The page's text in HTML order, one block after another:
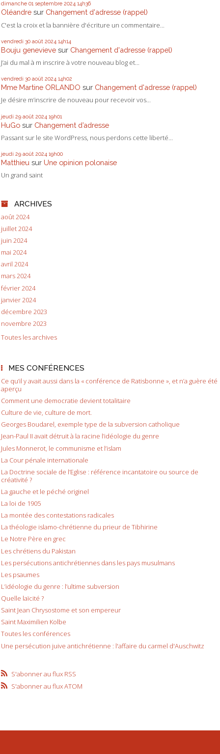
dimanche 01 septembre 2024 14h36
Oléandre sur Changement d'adresse (rappel)
C'est la croix et la bannière d'écriture un commentaire...
vendredi 30 août 2024 14h14
Bouju genevieve sur Changement d'adresse (rappel)
J’ai du mal à m inscrire à votre nouveau blog et...
vendredi 30 août 2024 14h02
Mme Martine ORLANDO sur Changement d'adresse (rappel)
Je désire m’inscrire de nouveau pour recevoir vos...
jeudi 29 août 2024 19h01
HuGo sur Changement d’adresse
Passant sur le site WordPress, nous perdons cette liberté...
jeudi 29 août 2024 19h00
Matthieu sur Une opinion polonaise
Un grand saint
ARCHIVES
août 2024
juillet 2024
juin 2024
mai 2024
avril 2024
mars 2024
février 2024
janvier 2024
décembre 2023
novembre 2023
Toutes les archives
MES CONFÉRENCES
Ce qu’il y avait aussi dans la « conférence de Ratisbonne », et n’a guère été
aperçu
Comment une democratie devient totalitaire
Culture de vie, culture de mort.
Georges Boudarel, exemple type de la subversion catholique
Jean-Paul II avait détruit à la racine l’idéologie du genre
Jules Monnerot, le communisme et l’islam
La Cour pénale internationale
La Doctrine sociale de l’Eglise : référence incantatoire ou source de
créativité ?
La gauche et le péché originel
La loi de 1905
La montée des contestations radicales
La théologie islamo-chrétienne du prieur de Tibhirine
Le Notre Père en grec
Les chrétiens du Pakistan
Les persécutions antichrétiennes dans les pays musulmans
Les psaumes
L’idéologie du genre : l’ultime subversion
Quelle laïcité ?
Saint Jean Chrysostome et son empereur
Saint Maximilien Kolbe
Toutes les conférences
Une persécution juive antichrétienne : l'affaire du carmel d'Auschwitz
S'abonner au flux RSS
S'abonner au flux ATOM